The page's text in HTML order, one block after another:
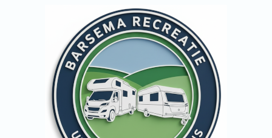
Cookievoorkeuren zijn momenteel gesloten.